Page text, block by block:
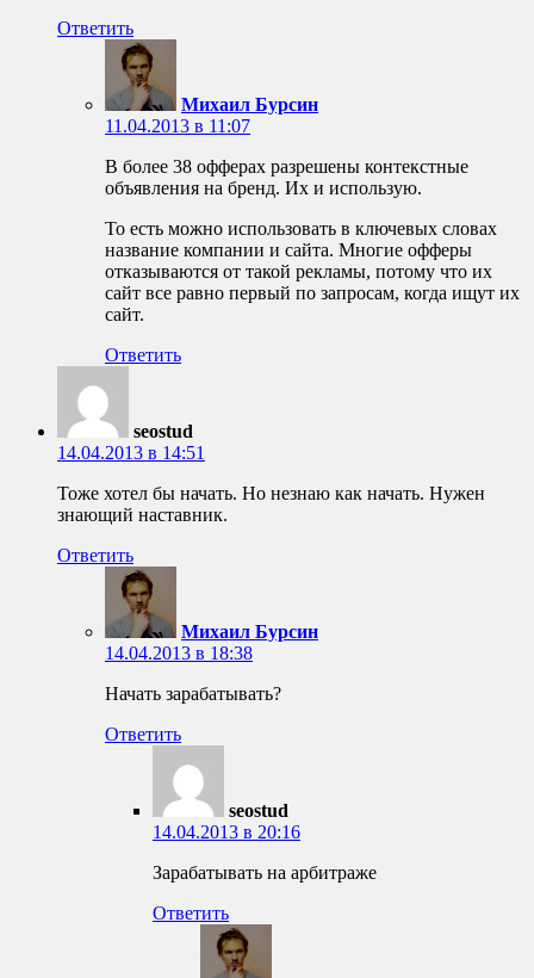
Ответить
Михаил Бурсин
11.04.2013 в 11:07
В более 38 офферах разрешены контекстные
объявления на бренд. Их и использую.
То есть можно использовать в ключевых словах
название компании и сайта. Многие офферы
отказываются от такой рекламы, потому что их
сайт все равно первый по запросам, когда ищут их
сайт.
Ответить
seostud
14.04.2013 в 14:51
Тоже хотел бы начать. Но незнаю как начать. Нужен
знающий наставник.
Ответить
Михаил Бурсин
14.04.2013 в 18:38
Начать зарабатывать?
Ответить
seostud
14.04.2013 в 20:16
Зарабатывать на арбитраже
Ответить